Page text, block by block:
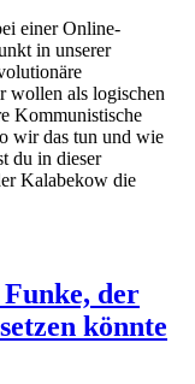
einer Online-
in unserer
wollen als logischen
Kommunistische
wir das tun und wie
du in dieser
Kalabekow die
der
könnte